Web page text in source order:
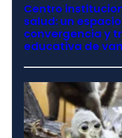
Centro
salud: un
convergencia y
educativa de